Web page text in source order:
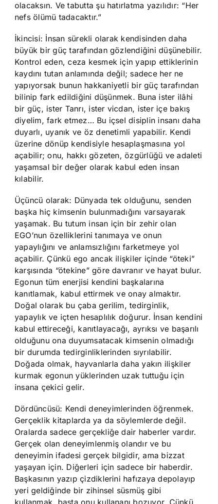
olacaksın. Ve tabutta şu hatırlatma yazılıdır: “Her
nefs ölümü tadacaktır.”
İkincisi: İnsan sürekli olarak kendisinden daha
büyük bir güç tarafından gözlendiğini düşünebilir.
Kontrol eden, ceza kesmek için yapıp ettiklerinin
kaydını tutan anlamında değil; sadece her ne
yapıyorsak bunun hakkaniyetli bir güç tarafından
bilinip fark edildiğini düşünmek. Buna ister ilâhi
bir güç, ister Tanrı, ister vicdan, ister içe bakış
diyelim, fark etmez… Bu içsel disiplin insanı daha
duyarlı, uyanık ve öz denetimli yapabilir. Kendi
üzerine dönüp kendisiyle hesaplaşmasına yol
açabilir; onu, hakkı gözeten, özgürlüğü ve adaleti
yaşamsal bir değer olarak kabul eden insan
kılabilir.
Üçüncü olarak: Dünyada tek olduğunu, senden
başka hiç kimsenin bulunmadığını varsayarak
yaşamak. Bu tutum insan için bir zehir olan
EGO’nun özelliklerini tanımaya ve onun
yapaylığını ve anlamsızlığını farketmeye yol
açabilir. Çünkü ego ancak ilişkiler içinde “öteki”
karşısında “ötekine” göre davranır ve hayat bulur.
Egonun tüm enerjisi kendini başkalarına
kanıtlamak, kabul ettirmek ve onay almaktır.
Doğal olarak bu çaba gerilim, tedirginlik,
yapaylık ve içten hesaplılık doğurur. İnsan kendini
kabul ettireceği, kanıtlayacağı, ayrıksı ve başarılı
olduğunu ona duyumsatacak kimsenin olmadığı
bir durumda tedirginliklerinden sıyrılabilir.
Doğada olmak, hayvanlarla daha yakın ilişkiler
kurmak egonun yüklerinden uzak tuttuğu için
insana çekici gelir.
Dördüncüsü: Kendi deneyimlerinden öğrenmek.
Gerçeklik kitaplarda ya da söylemlerde değil.
Oralarda sadece gerçekliğe dair haberler vardır.
Gerçek olan deneyimlenmiş olandır ve bu
deneyimin ifadesi gerçek bilgidir, ama bizzat
yaşayan için. Diğerleri için sadece bir haberdir.
Başkasının yazıp çizdiklerini hafızaya depolayıp
yeri geldiğinde bir zihinsel süsmüş gibi
kullanmak, başta onu kullananı bozuyor. Çünkü